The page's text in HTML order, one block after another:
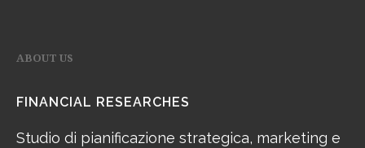
ABOUT US
FINANCIAL RESEARCHES
Studio di pianificazione strategica, marketing e